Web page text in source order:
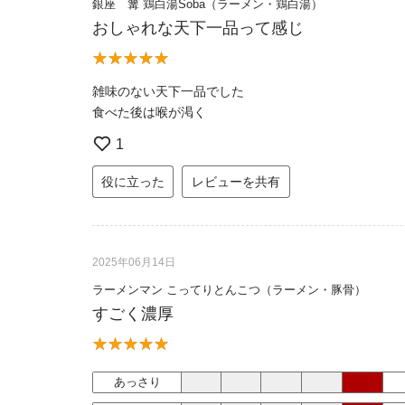
銀座 篝 鶏白湯Soba（ラーメン・鶏白湯）
おしゃれな天下一品って感じ
雑味のない天下一品でした
食べた後は喉が渇く
1
役に立った レビューを共有
2025年06月14日
ラーメンマン こってりとんこつ（ラーメン・豚骨）
すごく濃厚
あっさり